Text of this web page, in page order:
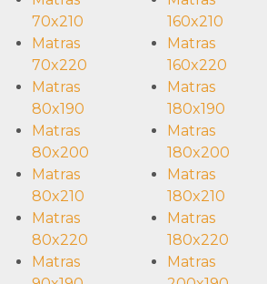
70x210
Matras
70x220
Matras
80x190
Matras
80x200
Matras
80x210
Matras
80x220
Matras
160x210
Matras
160x220
Matras
180x190
Matras
180x200
Matras
180x210
Matras
180x220
Matras